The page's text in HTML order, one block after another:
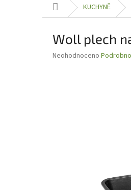
Domů KUCHYNĚ
Woll plech
Průměrné
Neohodnoceno